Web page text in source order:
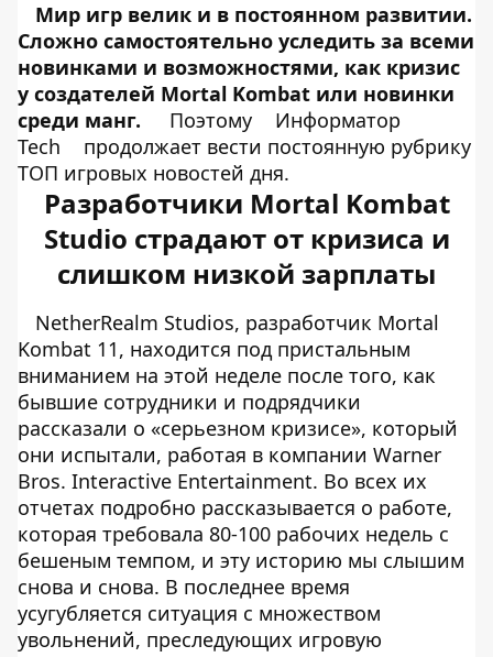
Мир игр велик и в постоянном развитии.
Сложно самостоятельно уследить за всеми
новинками и возможностями, как кризис
у создателей Mortal Kombat или новинки
среди манг.
Поэтому
Информатор
Tech
продолжает вести постоянную рубрику
ТОП игровых новостей дня.
Разработчики Mortal Kombat
Studio страдают от кризиса и
слишком низкой зарплаты
NetherRealm Studios, разработчик Mortal
Kombat 11, находится под пристальным
вниманием на этой неделе после того, как
бывшие сотрудники и подрядчики
рассказали о «серьезном кризисе», который
они испытали, работая в компании Warner
Bros. Interactive Entertainment. Во всех их
отчетах подробно рассказывается о работе,
которая требовала 80-100 рабочих недель с
бешеным темпом, и эту историю мы слышим
снова и снова. В последнее время
усугубляется ситуация с множеством
увольнений, преследующих игровую